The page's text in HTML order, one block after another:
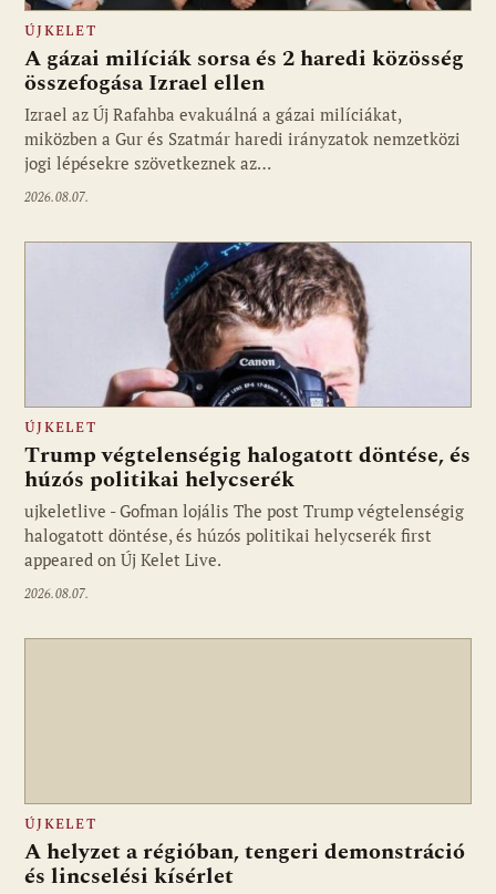
ÚJKELET
A gázai milíciák sorsa és 2 haredi közösség
összefogása Izrael ellen
Izrael az Új Rafahba evakuálná a gázai milíciákat,
miközben a Gur és Szatmár haredi irányzatok nemzetközi
jogi lépésekre szövetkeznek az…
2026.08.07.
Fotó: ujkelet.live
ÚJKELET
Trump végtelenségig halogatott döntése, és
húzós politikai helycserék
ujkeletlive - Gofman lojális The post Trump végtelenségig
halogatott döntése, és húzós politikai helycserék first
appeared on Új Kelet Live.
2026.08.07.
ÚJKELET
A helyzet a régióban, tengeri demonstráció
és lincselési kísérlet